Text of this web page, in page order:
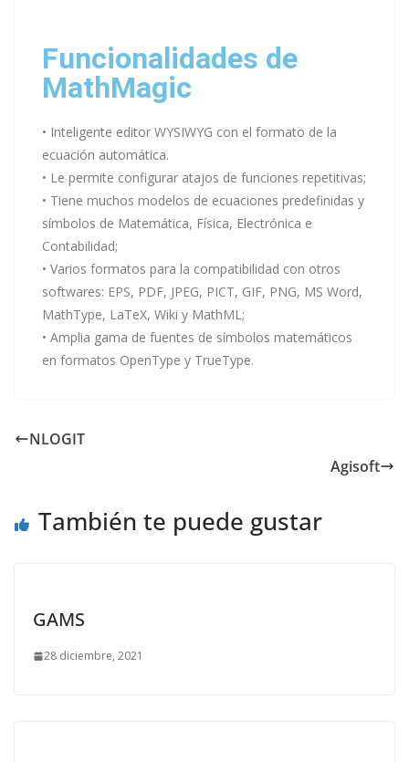
Funcionalidades de
MathMagic
• Inteligente editor WYSIWYG con el formato de la
ecuación automática.
• Le permite configurar atajos de funciones repetitivas;
• Tiene muchos modelos de ecuaciones predefinidas y
símbolos de Matemática, Física, Electrónica e
Contabilidad;
• Varios formatos para la compatibilidad con otros
softwares: EPS, PDF, JPEG, PICT, GIF, PNG, MS Word,
MathType, LaTeX, Wiki y MathML;
• Amplia gama de fuentes de símbolos matemáticos
en formatos OpenType y TrueType.
NLOGIT
Agisoft
También te puede gustar
GAMS
28 diciembre, 2021